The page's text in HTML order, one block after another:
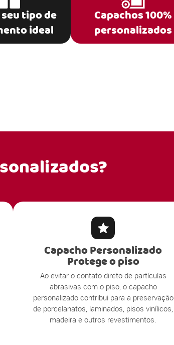
tipo de
ideal
Capachos 100%
personalizados
Capacho Personalizado
Protege o piso
Ao evitar o contato direto de partículas
abrasivas com o piso, o capacho
personalizado contribui para a preservação
de porcelanatos, laminados, pisos vinílicos,
madeira e outros revestimentos.